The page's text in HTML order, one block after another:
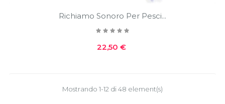
Richiamo Sonoro Per Pesci...
Prezzo
22,50 €
Mostrando 1-12 di 48 element(s)